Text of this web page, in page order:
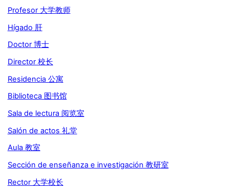
Profesor 大学教师
Hígado 肝
Doctor 博士
Director 校长
Residencia 公寓
Biblioteca 图书馆
Sala de lectura 阅览室
Salón de actos 礼堂
Aula 教室
Sección de enseñanza e investigación 教研室
Rector 大学校长